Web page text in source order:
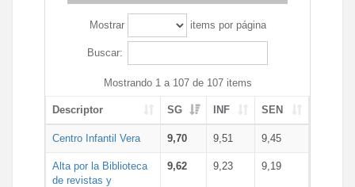
Mostrar items por página
Buscar:
Mostrando 1 a 107 de 107 items
Descriptor SG INF SEN
Centro Infantil Vera 9,70 9,51 9,45
Alta por la Biblioteca
de revistas y
9,62 9,23 9,19